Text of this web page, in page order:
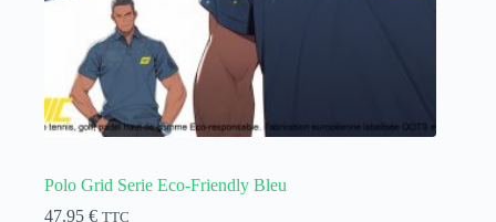
Polo Grid Serie Eco-Friendly Bleu
47.95 € TTC